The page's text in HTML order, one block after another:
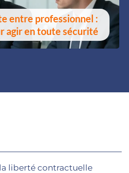
entre professionnel :
agir en toute sécurité
liberté contractuelle